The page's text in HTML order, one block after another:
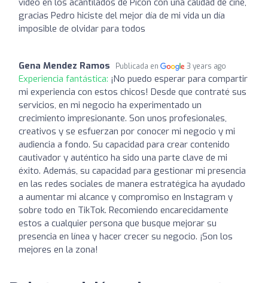
gracias Pedro hiciste del mejor día de mi vida un día
imposible de olvidar para todos
Gena Mendez Ramos Publicada en 3 years ago
Experiencia fantástica: ¡No puedo esperar para compartir
mi experiencia con estos chicos! Desde que contraté sus
servicios, en mi negocio ha experimentado un
crecimiento impresionante. Son unos profesionales,
creativos y se esfuerzan por conocer mi negocio y mi
audiencia a fondo. Su capacidad para crear contenido
cautivador y auténtico ha sido una parte clave de mi
éxito. Además, su capacidad para gestionar mi presencia
en las redes sociales de manera estratégica ha ayudado
a aumentar mi alcance y compromiso en Instagram y
sobre todo en TikTok. Recomiendo encarecidamente
estos a cualquier persona que busque mejorar su
presencia en línea y hacer crecer su negocio. ¡Son los
mejores en la zona!